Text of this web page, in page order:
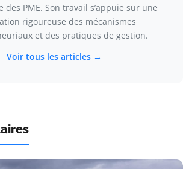
des PME. Son travail s’appuie sur une
rigoureuse des mécanismes
et des pratiques de gestion.
Voir tous les articles →